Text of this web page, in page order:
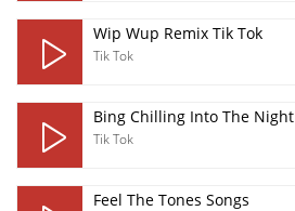
Wip Wup Remix Tik Tok
Tik Tok
Bing Chilling Into The Night
Tik Tok
Feel The Tones Songs